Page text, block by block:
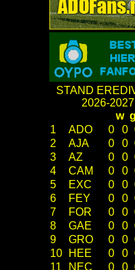
STAND
2026-2027
w g
1
ADO 0 0
2
AJA 0 0
3
AZ 0 0
4
CAM 0 0
5
EXC 0 0
6
FEY 0 0
7
FOR 0 0
8
GAE 0 0
9
GRO 0 0
10
HEE 0 0
11
NEC 0 0